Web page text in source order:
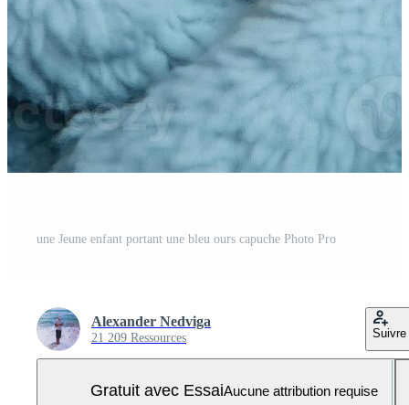
une Jeune enfant portant une bleu ours capuche Photo Pro
Alexander Nedviga
21 209 Ressources Suivre
Gratuit avec EssaiAucune attribution requise